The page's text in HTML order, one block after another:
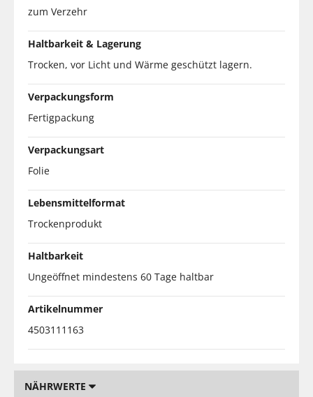
zum Verzehr
Haltbarkeit & Lagerung
Trocken, vor Licht und Wärme geschützt lagern.
Verpackungsform
Fertigpackung
Verpackungsart
Folie
Lebensmittelformat
Trockenprodukt
Haltbarkeit
Ungeöffnet mindestens 60 Tage haltbar
Artikelnummer
4503111163
NÄHRWERTE